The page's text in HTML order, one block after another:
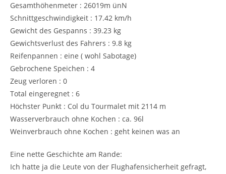
Gesamthöhenmeter : 26019m ünN
Schnittgeschwindigkeit : 17.42 km/h
Gewicht des Gespanns : 39.23 kg
Gewichtsverlust des Fahrers : 9.8 kg
Reifenpannen : eine ( wohl Sabotage)
Gebrochene Speichen : 4
Zeug verloren : 0
Total eingeregnet : 6
Höchster Punkt : Col du Tourmalet mit 2114 m
Wasserverbrauch ohne Kochen : ca. 96l
Weinverbrauch ohne Kochen : geht keinen was an
Eine nette Geschichte am Rande:
Ich hatte ja die Leute von der Flughafensicherheit gefragt,